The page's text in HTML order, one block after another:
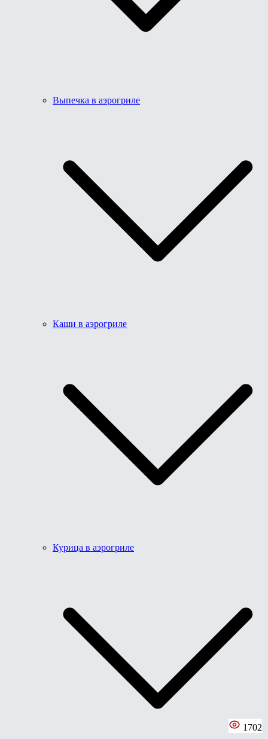
Выпечка в аэрогриле
Каши в аэрогриле
Курица в аэрогриле
1702